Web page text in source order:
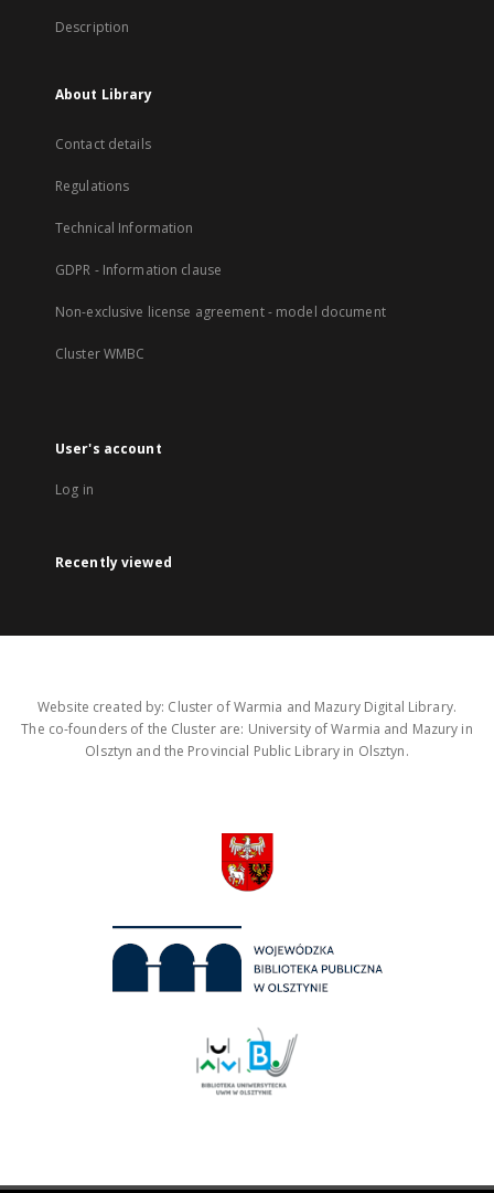
Description
About Library
Contact details
Regulations
Technical Information
GDPR - Information clause
Non-exclusive license agreement - model document
Cluster WMBC
User's account
Log in
Recently viewed
Website created by: Cluster of Warmia and Mazury Digital Library.
The co-founders of the Cluster are: University of Warmia and Mazury in
Olsztyn and the Provincial Public Library in Olsztyn.